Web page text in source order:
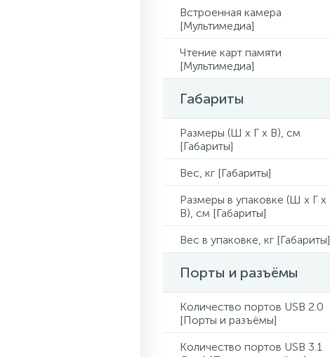
Встроенная камера
[Мультимедиа]
Чтение карт памяти
[Мультимедиа]
Габариты
Размеры (Ш x Г x В), см
[Габариты]
Вес, кг [Габариты]
Размеры в упаковке (Ш x Г x
В), см [Габариты]
Вес в упаковке, кг [Габариты]
Порты и разъёмы
Количество портов USB 2.0
[Порты и разъёмы]
Количество портов USB 3.1